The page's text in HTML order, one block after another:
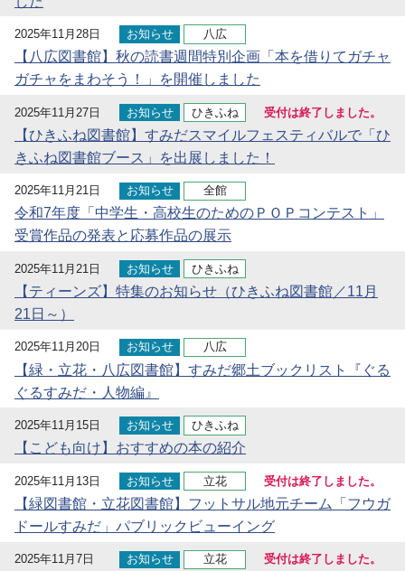
2025年11月28日 お知らせ 八広
【八広図書館】秋の読書週間特別企画「本を借りてガチャ
ガチャをまわそう！」を開催しました
2025年11月27日 お知らせ ひきふね 受付は終了しました。
【ひきふね図書館】すみだスマイルフェスティバルで「ひ
きふね図書館ブース」を出展しました！
2025年11月21日 お知らせ 全館
令和7年度「中学生・高校生のためのＰＯＰコンテスト」
受賞作品の発表と応募作品の展示
2025年11月21日 お知らせ ひきふね
【ティーンズ】特集のお知らせ（ひきふね図書館／11月
21日～）
2025年11月20日 お知らせ 八広
【緑・立花・八広図書館】すみだ郷土ブックリスト『ぐる
ぐるすみだ・人物編』
2025年11月15日 お知らせ ひきふね
【こども向け】おすすめの本の紹介
2025年11月13日 お知らせ 立花 受付は終了しました。
【緑図書館・立花図書館】フットサル地元チーム「フウガ
ドールすみだ」パブリックビューイング
2025年11月7日 お知らせ 立花 受付は終了しました。